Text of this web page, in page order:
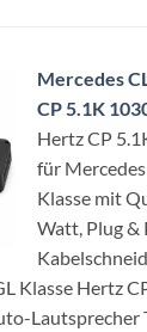
Mercedes
CP 5.1K
Hertz CP
für Mercedes
Klasse mit
Watt, Plug &
Klasse Hertz
Lautsprecher